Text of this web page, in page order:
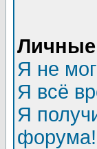
Я не
Я всё
Я
форума!